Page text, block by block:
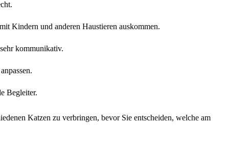
Kindern und anderen Haustieren auskommen.
kommunikativ.
Begleiter.
Katzen zu verbringen, bevor Sie entscheiden, welche am